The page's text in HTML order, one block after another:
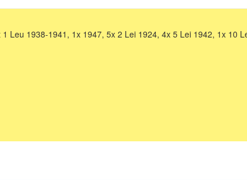
Leu 1938-1941, 1x 1947, 5x 2 Lei 1924, 4x 5 Lei 1942, 1x 10